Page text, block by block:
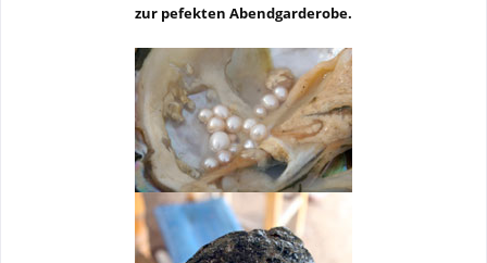
zur pefekten Abendgarderobe.